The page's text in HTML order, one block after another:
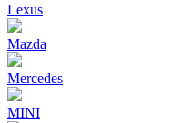
Lexus
Mazda
Mercedes
MINI